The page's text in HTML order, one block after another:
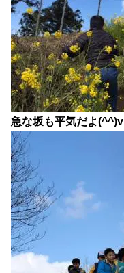
急な坂も平気だよ(^^)v